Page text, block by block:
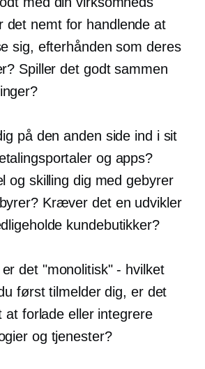
det nemt for handlende at
sig, efterhånden som deres
Spiller det godt sammen
på den anden side ind i sit
og apps?
og skilling dig med gebyrer
Kræver det en udvikler
kundebutikker?
det "monolitisk" - hvilket
først tilmelder dig, er det
at forlade eller integrere
og tjenester?